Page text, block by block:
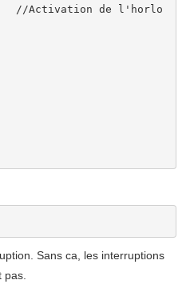
//Activation de l'horlo
Sans ca, les interruptions